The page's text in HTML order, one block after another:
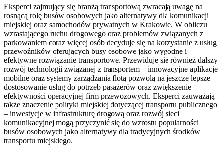
Eksperci zajmujący się branżą transportową zwracają uwagę na
rosnącą rolę busów osobowych jako alternatywy dla komunikacji
miejskiej oraz samochodów prywatnych w Krakowie. W obliczu
wzrastającego ruchu drogowego oraz problemów związanych z
parkowaniem coraz więcej osób decyduje się na korzystanie z usług
przewoźników oferujących busy osobowe jako wygodne i
efektywne rozwiązanie transportowe. Przewiduje się również dalszy
rozwój technologii związanej z transportem – innowacyjne aplikacje
mobilne oraz systemy zarządzania flotą pozwolą na jeszcze lepsze
dostosowanie usług do potrzeb pasażerów oraz zwiększenie
efektywności operacyjnej firm przewozowych. Eksperci zauważają
także znaczenie polityki miejskiej dotyczącej transportu publicznego
– inwestycje w infrastrukturę drogową oraz rozwój sieci
komunikacyjnej mogą przyczynić się do wzrostu popularności
busów osobowych jako alternatywy dla tradycyjnych środków
transportu miejskiego.